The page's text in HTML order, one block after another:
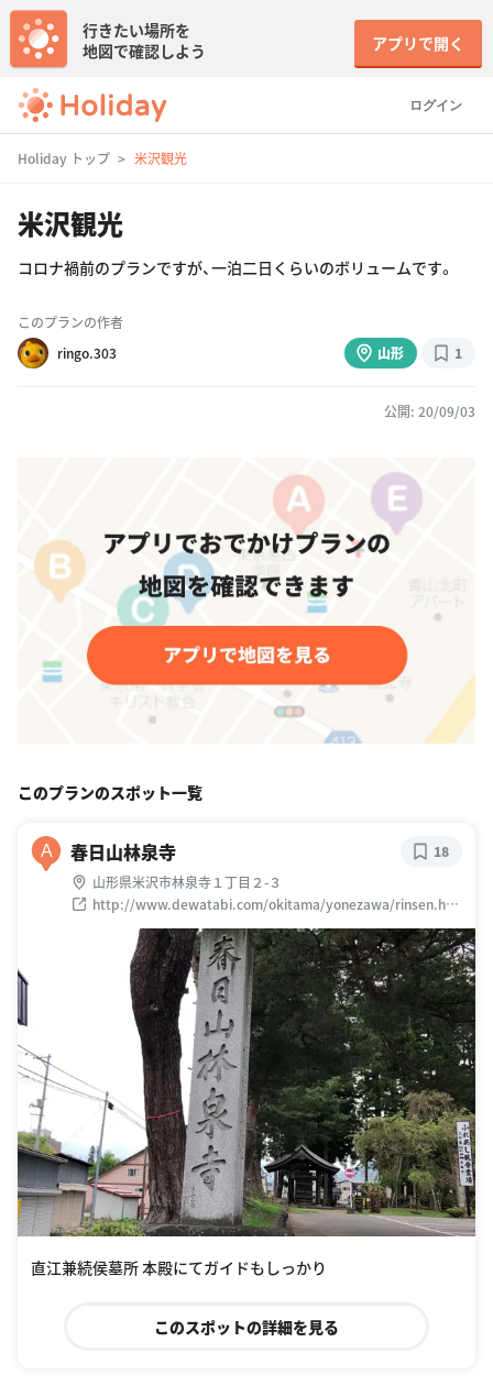
ログイン
行きたい場所を
地図で確認しよう
アプリで開く
Holiday トップ 米沢観光
米沢観光
コロナ禍前のプランですが、一泊二日くらいのボリュームです。
このプランの作者
ringo.303
山形 1
公開: 20/09/03
このプランのスポット一覧
A 春日山林泉寺
山形県米沢市林泉寺１丁目２-３
http://www.dewatabi.com/okitama/yonezawa/rinsen.ht
18
直江兼続侯墓所 本殿にてガイドもしっかり
このスポットの詳細を見る